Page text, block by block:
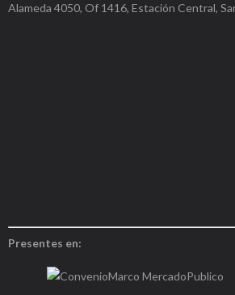
Alameda 4050, Of 1416, Estación Central,
Presentes en: